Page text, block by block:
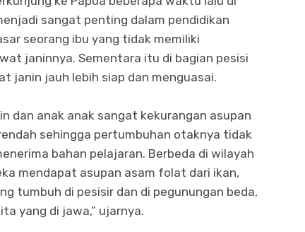
sangat penting dalam pendidikan
seorang ibu yang tidak memiliki
janinnya. Sementara itu di bagian pesisi
janin jauh lebih siap dan menguasai.
dan anak anak sangat kekurangan asupan
sehingga pertumbuhan otaknya tidak
bahan pelajaran. Berbeda di wilayah
mendapat asupan asam folat dari ikan,
tumbuh di pesisir dan di pegunungan beda,
yang di jawa,” ujarnya.